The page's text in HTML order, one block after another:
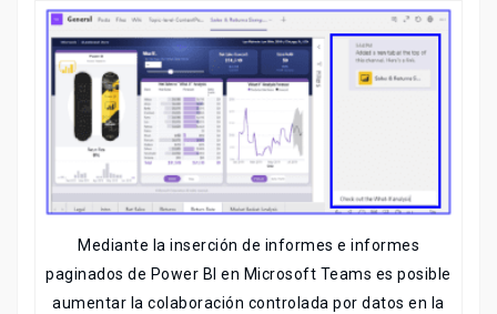
Mediante la inserción de informes e informes
paginados de Power BI en Microsoft Teams es posible
aumentar la colaboración controlada por datos en la